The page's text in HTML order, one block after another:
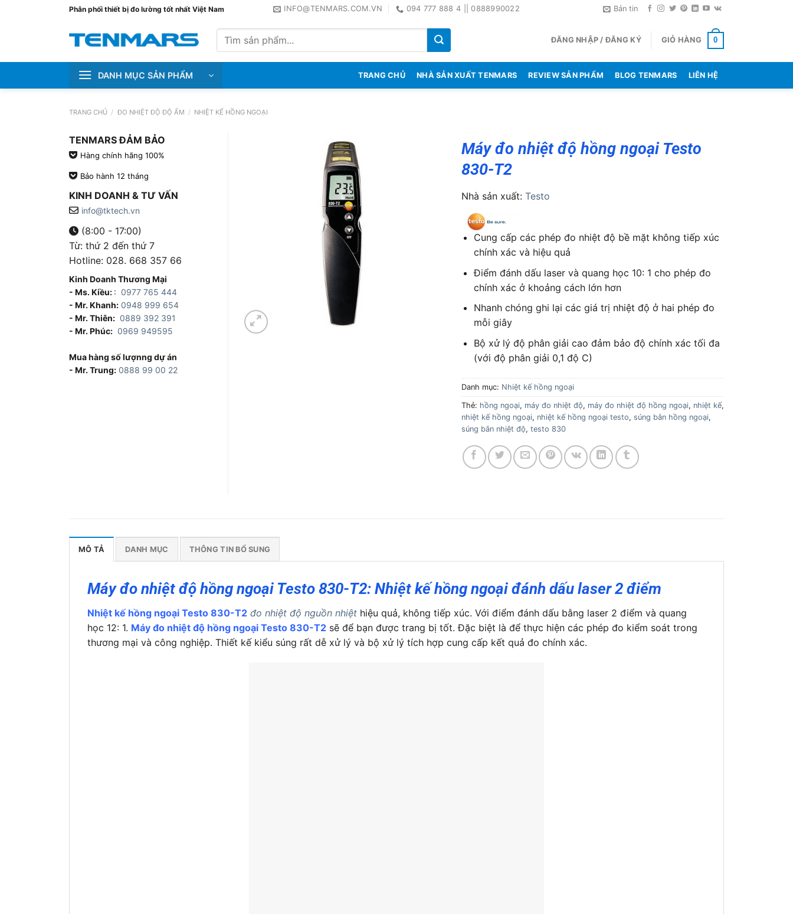
Phân phối thiết bị đo lường tốt nhất Việt Nam INFO@TENMARS.COM.VN 094 777 888 4 || 0888990022 Bản tin
kiếm:
ĐĂNG NHẬP / ĐĂNG KÝ GIỎ HÀNG 0
DANH MỤC SẢN PHẨM TRANG CHỦ NHÀ SẢN XUẤT TENMARS REVIEW SẢN PHẨM BLOG TENMARS LIÊN HỆ
TRANG CHỦ / ĐO NHIỆT ĐỘ ĐỘ ẨM / NHIỆT KẾ HỒNG NGOẠI
Máy đo nhiệt độ hồng ngoại Testo
830-T2
Nhà sản xuất: Testo
Cung cấp các phép đo nhiệt độ bề mặt không tiếp xúc
chính xác và hiệu quả
Điểm đánh dấu laser và quang học 10: 1 cho phép đo
chính xác ở khoảng cách lớn hơn
Nhanh chóng ghi lại các giá trị nhiệt độ ở hai phép đo
mỗi giây
Bộ xử lý độ phân giải cao đảm bảo độ chính xác tối đa
(với độ phân giải 0,1 độ C)
Danh mục: Nhiệt kế hồng ngoại
Thẻ: hồng ngoại, máy đo nhiệt độ, máy đo nhiệt độ hồng ngoại, nhiệt kế,
nhiệt kế hồng ngoại, nhiệt kế hồng ngoại testo, súng bắn hồng ngoại,
súng bắn nhiệt độ, testo 830
TENMARS ĐẢM BẢO
Hàng chính hãng 100%
Bảo hành 12 tháng
KINH DOANH & TƯ VẤN
info@tktech.vn
(8:00 - 17:00)
Từ: thứ 2 đến thứ 7
Hotline: 028. 668 357 66
Kinh Doanh Thương Mại
- Ms. Kiều: : 0977 765 444
- Mr. Khanh: 0948 999 654
- Mr. Thiên: 0889 392 391
- Mr. Phúc: 0969 949595
Mua hàng số lượnng dự án
- Mr. Trung: 0888 99 00 22
MÔ TẢ DANH MỤC THÔNG TIN BỔ SUNG
Máy đo nhiệt độ hồng ngoại Testo 830-T2: Nhiệt kế hồng ngoại đánh dấu laser 2 điểm
Nhiệt kế hồng ngoại Testo 830-T2 đo nhiệt độ nguồn nhiệt hiệu quả, không tiếp xúc. Với điểm đánh dấu bằng laser 2 điểm và quang
học 12: 1. Máy đo nhiệt độ hồng ngoại Testo 830-T2 sẽ để bạn được trang bị tốt. Đặc biệt là để thực hiện các phép đo kiểm soát trong
thương mại và công nghiệp. Thiết kế kiểu súng rất dễ xử lý và bộ xử lý tích hợp cung cấp kết quả đo chính xác.